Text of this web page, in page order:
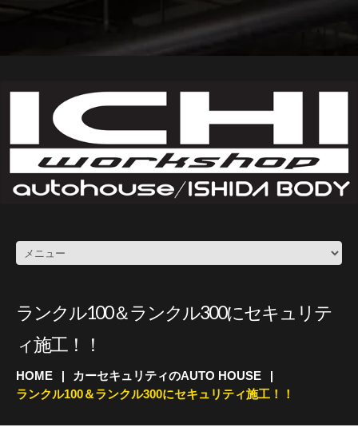
ランクル100＆ランクル300にセキュリテ
ィ施工！！
HOME
カーセキュリティのAUTO HOUSE
ランクル100＆ランクル300にセキュリティ施工！！